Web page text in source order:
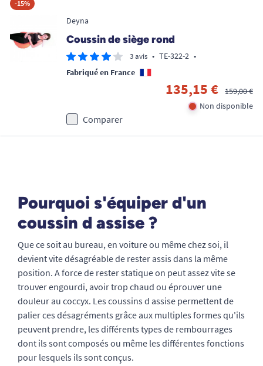
-15%
Deyna
Coussin de siège rond
3 avis • TE-322-2 •
Fabriqué en France
135,15 €
159,00 €
Non disponible
Comparer
Pourquoi s'équiper d'un
coussin d assise ?
Que ce soit au bureau, en voiture ou même chez soi, il
devient vite désagréable de rester assis dans la même
position. A force de rester statique on peut assez vite se
trouver engourdi, avoir trop chaud ou éprouver une
douleur au coccyx. Les coussins d assise permettent de
palier ces désagréments grâce aux multiples formes qu'ils
peuvent prendre, les différents types de rembourrages
dont ils sont composés ou même les différentes fonctions
pour lesquels ils sont conçus.